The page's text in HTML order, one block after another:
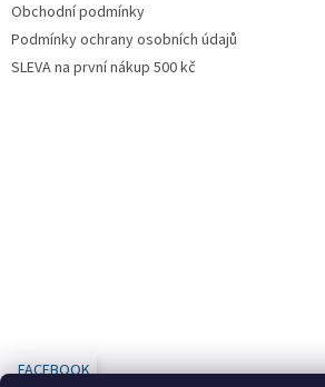
Obchodní podmínky
Podmínky ochrany osobních údajů
SLEVA na první nákup 500 kč
FACEBOOK